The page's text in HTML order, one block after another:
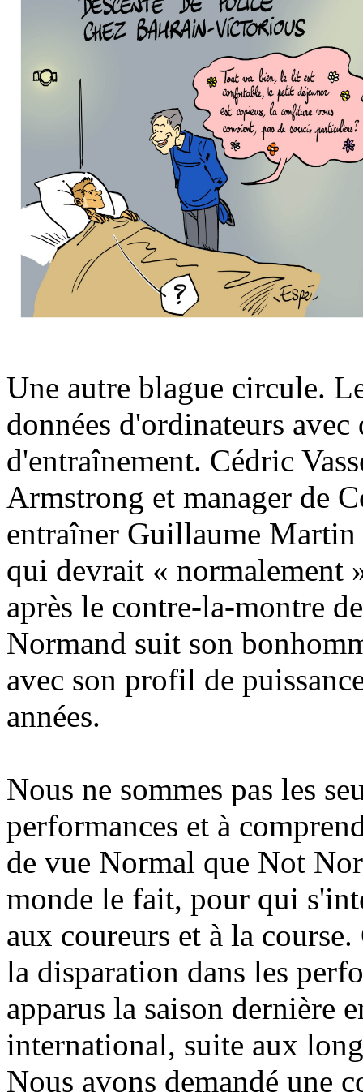
Une autre blague circule.
données d'ordinateurs avec
d'entraînement. Cédric
Armstrong et manager de
entraîner Guillaume Martin
qui devrait « normalement
après le contre-la-montre
Normand suit son
avec son profil de
années.
Nous ne sommes pas les
performances et à
de vue Normal que Not
monde le fait, pour qui
aux coureurs et à la
la disparation dans les
apparus la saison dernière
international, suite aux
Nous avons demandé une